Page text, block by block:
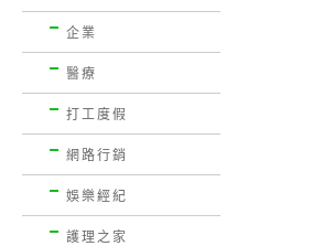
企業
醫療
打工度假
網路行銷
娛樂經紀
護理之家